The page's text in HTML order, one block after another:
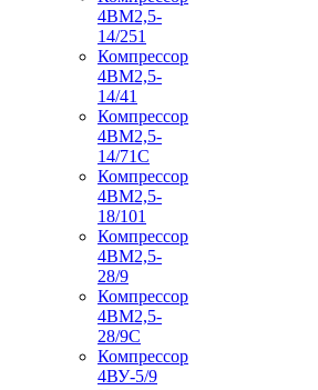
4ВМ2,5-
14/251
Компрессор
4ВМ2,5-
14/41
Компрессор
4ВМ2,5-
14/71C
Компрессор
4ВМ2,5-
18/101
Компрессор
4ВМ2,5-
28/9
Компрессор
4ВМ2,5-
28/9С
Компрессор
4ВУ-5/9